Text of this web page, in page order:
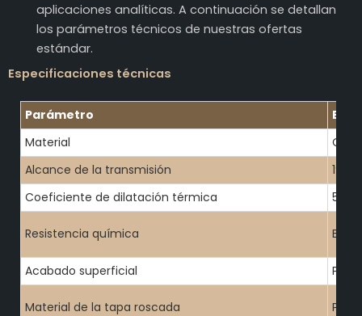
aplicaciones analíticas. A continuación se detallan
los parámetros técnicos de nuestras ofertas
estándar.
Especificaciones técnicas
Parámetro
Material
Alcance de la transmisión
190-
Coeficiente de dilatación térmica
Resistencia química
Acabado superficial
Material de la tapa roscada PTFE